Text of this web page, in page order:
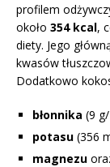
profilem
około 354 kcal,
diety. Jego
kwasów
Dodatkowo
błonnika (9
potasu (356
magnezu